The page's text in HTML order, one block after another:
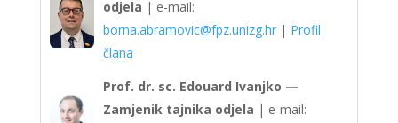
odjela | e-mail:
borna.abramovic@fpz.unizg.hr| Profil
člana
Prof. dr. sc. Edouard Ivanjko —
Zamjenik tajnika odjela | e-mail: